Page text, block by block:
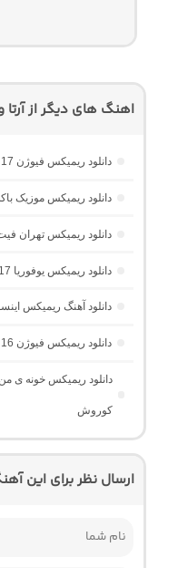
اهنگ های دیگر از
دانلود ریمیکس فیوژن 17 از لیروی بیتز
دانلود ریمیکس موزیک باکس 43 از دیجی رهام و علی دامیگو |
دانلود ریمیکس تهران فیت 54 از دیجی باربد و محمد
دانلود ریمیکس یوفوریا 17 “خفن طولانی” از لیروی بیتز
دانلود آهنگ ریمیکس اینسومنیا 11 از
دانلود ریمیکس فیوژن 16 “طولانی خفن” از لیروی بیتز
دانلود ریمیکس خونه ی
کوروش
ارسال نظر برای این